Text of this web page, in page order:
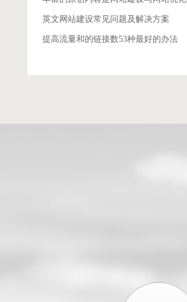
英文网站建设常见问题及解决方案
提高流量和的链接数53种最好的办法